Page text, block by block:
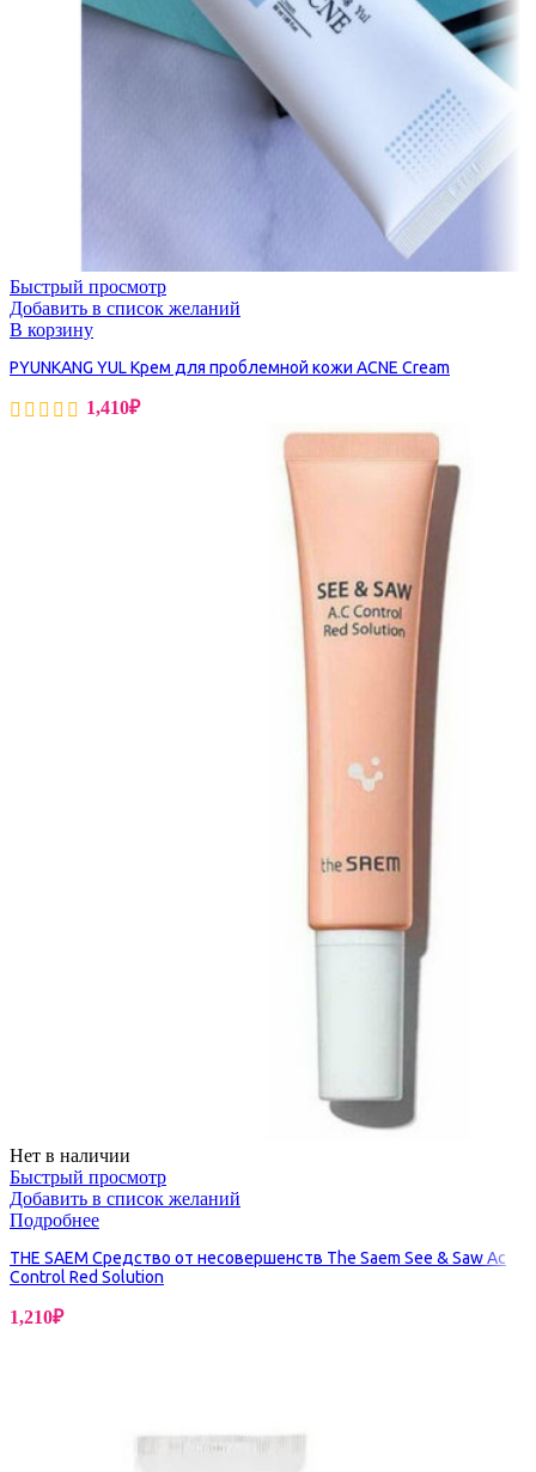
Быстрый просмотр
Добавить в список желаний
В корзину
PYUNKANG YUL Крем для проблемной кожи ACNE Cream
1,410₽
Нет в наличии
Быстрый просмотр
Добавить в список желаний
Подробнее
THE SAEM Средство от несовершенств The Saem See & Saw Ac
Control Red Solution
1,210₽